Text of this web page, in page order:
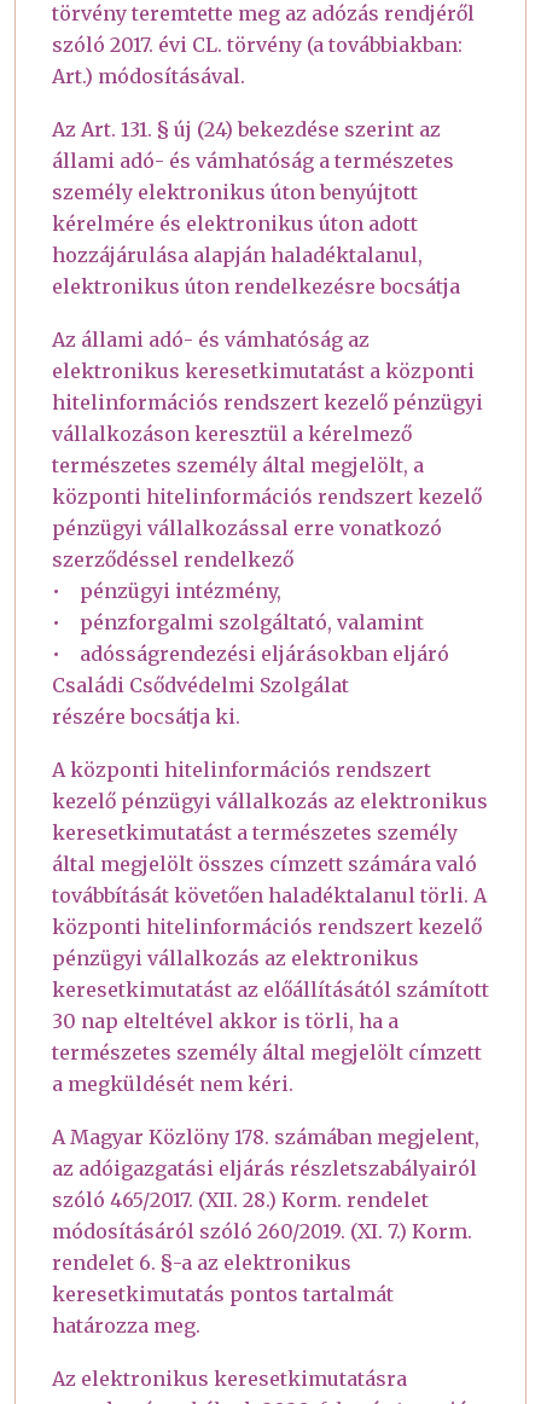
törvény teremtette meg az adózás rendjéről
szóló 2017. évi CL. törvény (a továbbiakban:
Art.) módosításával.
Az Art. 131. § új (24) bekezdése szerint az
állami adó- és vámhatóság a természetes
személy elektronikus úton benyújtott
kérelmére és elektronikus úton adott
hozzájárulása alapján haladéktalanul,
elektronikus úton rendelkezésre bocsátja
Az állami adó- és vámhatóság az
elektronikus keresetkimutatást a központi
hitelinformációs rendszert kezelő pénzügyi
vállalkozáson keresztül a kérelmező
természetes személy által megjelölt, a
központi hitelinformációs rendszert kezelő
pénzügyi vállalkozással erre vonatkozó
szerződéssel rendelkező
• pénzügyi intézmény,
• pénzforgalmi szolgáltató, valamint
• adósságrendezési eljárásokban eljáró
Családi Csődvédelmi Szolgálat
részére bocsátja ki.
A központi hitelinformációs rendszert
kezelő pénzügyi vállalkozás az elektronikus
keresetkimutatást a természetes személy
által megjelölt összes címzett számára való
továbbítását követően haladéktalanul törli. A
központi hitelinformációs rendszert kezelő
pénzügyi vállalkozás az elektronikus
keresetkimutatást az előállításától számított
30 nap elteltével akkor is törli, ha a
természetes személy által megjelölt címzett
a megküldését nem kéri.
A Magyar Közlöny 178. számában megjelent,
az adóigazgatási eljárás részletszabályairól
szóló 465/2017. (XII. 28.) Korm. rendelet
módosításáról szóló 260/2019. (XI. 7.) Korm.
rendelet 6. §-a az elektronikus
keresetkimutatás pontos tartalmát
határozza meg.
Az elektronikus keresetkimutatásra